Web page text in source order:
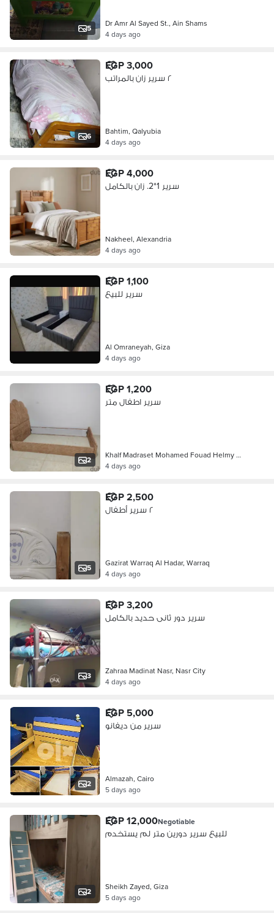
5
Dr Amr Al Sayed St., Ain Shams
4 days ago
6
EGP 3,000
٢ سرير زان بالمراتب
Bahtim, Qalyubia
4 days ago
EGP 4,000
سرير 1*2. زان بالكامل
Nakheel, Alexandria
4 days ago
EGP 1,100
سرير للبيع
Al Omraneyah, Giza
4 days ago
2
EGP 1,200
سرير اطفال متر
Khalf Madraset Mohamed Fouad Helmy …
4 days ago
5
EGP 2,500
٢ سرير أطفال
Gazirat Warraq Al Hadar, Warraq
4 days ago
3
EGP 3,200
سرير دور ثانى حديد بالكامل
Zahraa Madinat Nasr, Nasr City
4 days ago
2
EGP 5,000
سرير من ديفانو
Almazah, Cairo
5 days ago
2
EGP 12,000Negotiable
للبيع سرير دورين متر لم يستخدم
Sheikh Zayed, Giza
5 days ago